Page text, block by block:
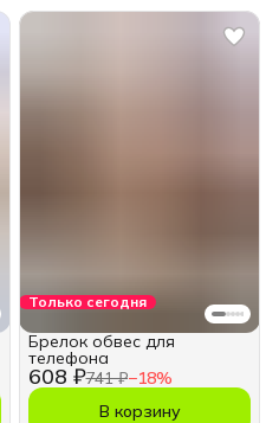
Только сегодня
608 ₽741 ₽−18%
Брелок обвес для
телефона
В корзину